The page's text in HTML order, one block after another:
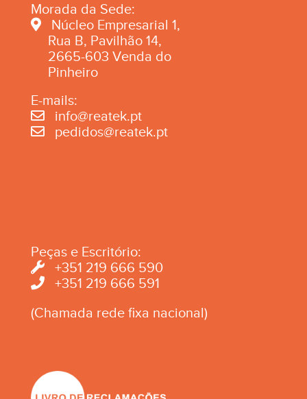
Morada da Sede:
Núcleo Empresarial 1,
Rua B, Pavilhão 14,
2665-603 Venda do
Pinheiro
E-mails:
info@reatek.pt
pedidos@reatek.pt
Peças e Escritório:
+351 219 666 590
+351 219 666 591
(Chamada rede fixa nacional)